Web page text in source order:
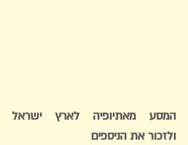
המסע מאתיופיה לארץ ישראל
ולזכור את הניספים